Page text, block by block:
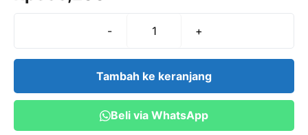
-
Kuantitas
2M
+
Tambah ke keranjang
Beli via WhatsApp